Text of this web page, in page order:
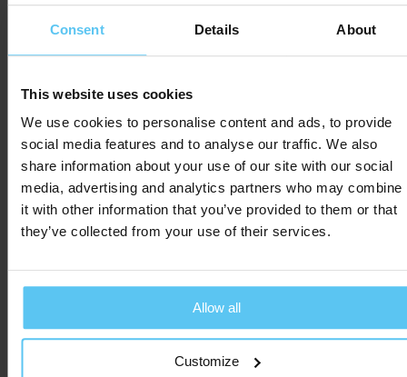
Consent Details About
This website uses cookies
We use cookies to personalise content and ads, to provide
social media features and to analyse our traffic. We also
share information about your use of our site with our social
media, advertising and analytics partners who may combine
it with other information that you’ve provided to them or that
they’ve collected from your use of their services.
Allow all
Customize
Sinterklaas Duo
ca. 3 werkdag(en)
Chocoladeletter S
Milieubewust
ca. 3 werkdag(en)